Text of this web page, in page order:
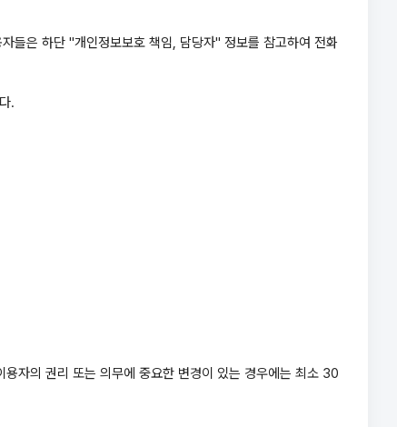
들은 하단 "개인정보보호 책임, 담당자" 정보를 참고하여 전화
.
자의 권리 또는 의무에 중요한 변경이 있는 경우에는 최소 30